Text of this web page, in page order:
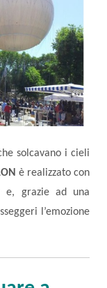
solcavano i cieli
è realizzato con
e, grazie ad una
l’emozione